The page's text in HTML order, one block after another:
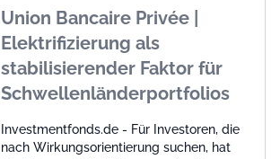
Union Bancaire Privée |
Elektrifizierung als
stabilisierender Faktor für
Schwellenländerportfolios
Investmentfonds.de - Für Investoren, die
nach Wirkungsorientierung suchen, hat